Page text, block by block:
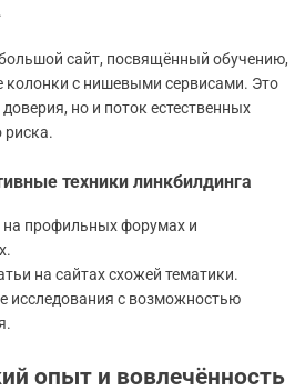
сайт, посвящённый обучению,
колонки с нишевыми сервисами. Это
но и поток естественных
риска.
техники линкбилдинга
на профильных форумах и
на сайтах схожей тематики.
исследования с возможностью
опыт и вовлечённость